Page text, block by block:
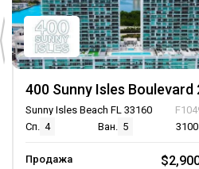
Sunny Isles Beach FL 33160
Сп. 4 Ван. 5 3100
Продажа